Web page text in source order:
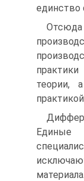
единство
теории,
Единые